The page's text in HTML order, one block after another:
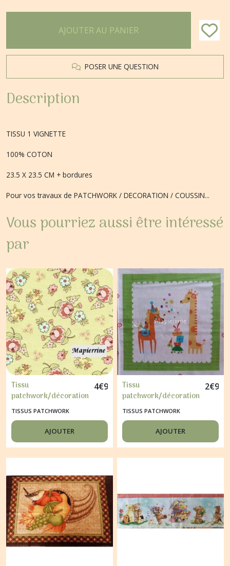
AJOUTER AU PANIER
POSER UNE QUESTION
Description
TISSU 1 VIGNETTE
100% COTON
23.5 X 23.5 CM + bordures
Pour vos travaux de PATCHWORK / DECORATION / COUSSIN...
Vous pourriez aussi être intéressé
par
Tissu
patchwork/décoration
"RILEY BLAKE" FLEUR
4€95
TISSUS PATCHWORK
AJOUTER
Tissu
patchwork/décoration
1 vignette ENFANT 5
2€90
TISSUS PATCHWORK
AJOUTER